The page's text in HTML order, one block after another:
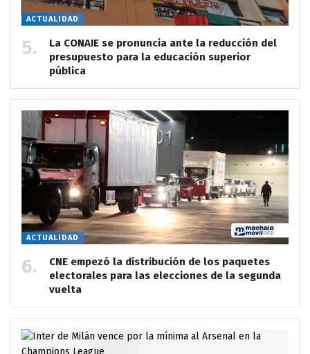
ACTUALIDAD
La CONAIE se pronuncia ante la reducción del
presupuesto para la educación superior
pública
ACTUALIDAD
CNE empezó la distribución de los paquetes
electorales para las elecciones de la segunda
vuelta